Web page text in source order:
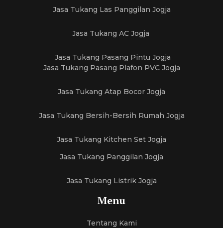
Jasa Tukang Las Panggilan Jogja
Jasa Tukang AC Jogja
Jasa Tukang Pasang Pintu Jogja
Jasa Tukang Pasang Plafon PVC Jogja
Jasa Tukang Atap Bocor Jogja
Jasa Tukang Bersih-Bersih Rumah Jogja
Jasa Tukang Kitchen Set Jogja
Jasa Tukang Panggilan Jogja
Jasa Tukang Listrik Jogja
Menu
Tentang Kami